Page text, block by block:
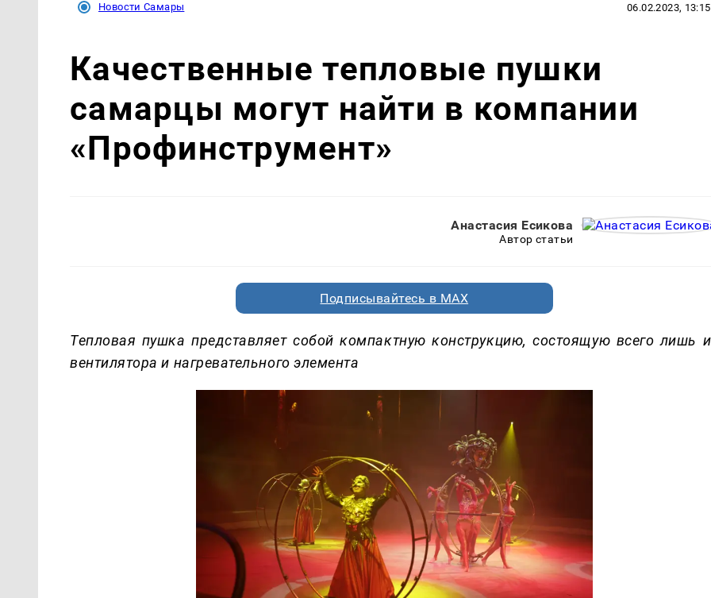
Новости Самары 06.02.2023, 13:15
Качественные тепловые пушки
самарцы могут найти в компании
«Профинструмент»
Анастасия Есикова
Автор статьи
Подписывайтесь в MAX
Тепловая пушка представляет собой компактную конструкцию, состоящую всего лишь
вентилятора и нагревательного элемента